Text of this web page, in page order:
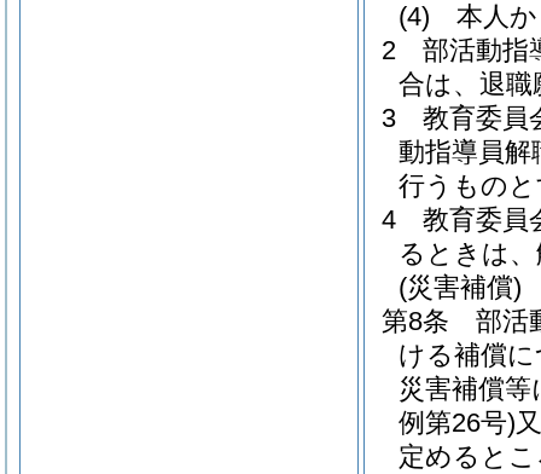
(4)
本人
2
部活動指
合は、退職
3
教育委員
動指導員解
行うもの
4
教育委員
るときは
(災害補償)
第8条
部活
ける補償
災害補償
例第26号)
定めると